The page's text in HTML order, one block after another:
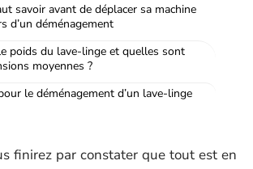
savoir avant de déplacer sa machine
d’un déménagement
poids du lave-linge et quelles sont
moyennes ?
le déménagement d’un lave-linge
finirez par constater que tout est en